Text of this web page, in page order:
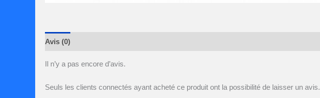
Avis (0)
Il n’y a pas encore d’avis.
Seuls les clients connectés ayant acheté ce produit ont la possibilité de laisser un avis.